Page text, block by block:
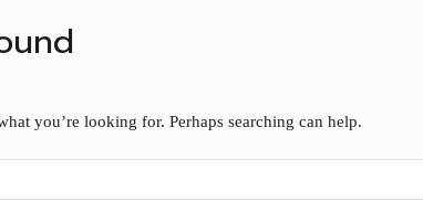
you’re looking for. Perhaps searching can help.